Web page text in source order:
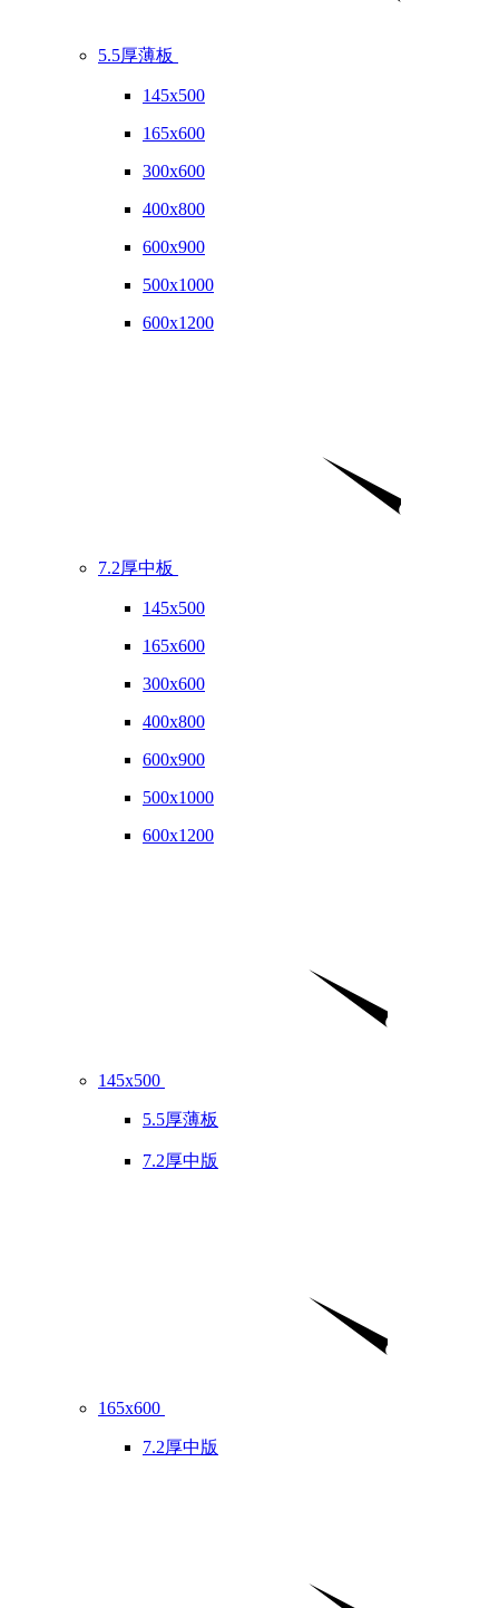
5.5厚薄板
145x500
165x600
300x600
400x800
600x900
500x1000
600x1200
7.2厚中板
145x500
165x600
300x600
400x800
600x900
500x1000
600x1200
145x500
5.5厚薄板
7.2厚中版
165x600
7.2厚中版